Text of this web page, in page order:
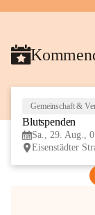
Gemeinschaft &
Blutspenden
Sa., 29. Aug.,